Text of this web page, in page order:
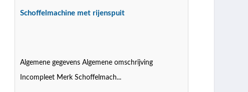
Schoffelmachine met rijenspuit
Algemene gegevens Algemene omschrijving
Incompleet Merk Schoffelmach...